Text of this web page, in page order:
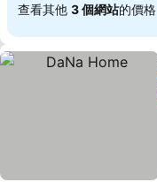
查看其他 3 個網站的價格